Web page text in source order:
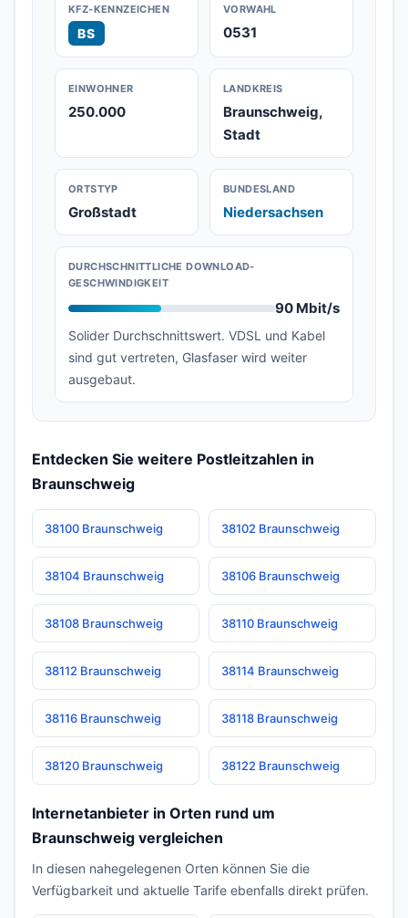
KFZ-KENNZEICHEN
BS
VORWAHL
0531
EINWOHNER
250.000
LANDKREIS
Braunschweig,
Stadt
ORTSTYP
Großstadt
BUNDESLAND
Niedersachsen
DURCHSCHNITTLICHE DOWNLOAD-
GESCHWINDIGKEIT
90 Mbit/s
Solider Durchschnittswert. VDSL und Kabel
sind gut vertreten, Glasfaser wird weiter
ausgebaut.
Entdecken Sie weitere Postleitzahlen in
Braunschweig
38100 Braunschweig 38102 Braunschweig
38104 Braunschweig 38106 Braunschweig
38108 Braunschweig 38110 Braunschweig
38112 Braunschweig 38114 Braunschweig
38116 Braunschweig 38118 Braunschweig
38120 Braunschweig 38122 Braunschweig
Internetanbieter in Orten rund um
Braunschweig vergleichen
In diesen nahegelegenen Orten können Sie die
Verfügbarkeit und aktuelle Tarife ebenfalls direkt prüfen.